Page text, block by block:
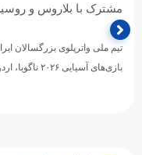
مشترک با بلاروس و
تیم ملی واترپلوی بزرگسالان
بازی‌های آسیایی ۲۰۲۶ ناگویا، اردوی خود را در…